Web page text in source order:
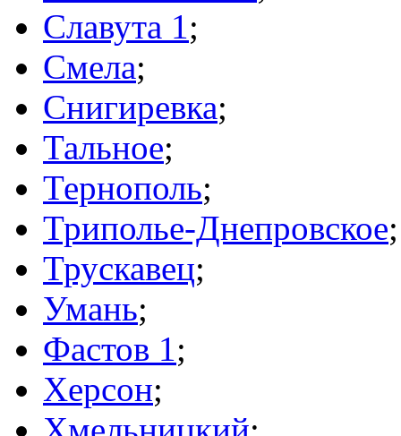
Славута 1;
Смела;
Снигиревка;
Тальное;
Тернополь;
Триполье-Днепровское;
Трускавец;
Умань;
Фастов 1;
Херсон;